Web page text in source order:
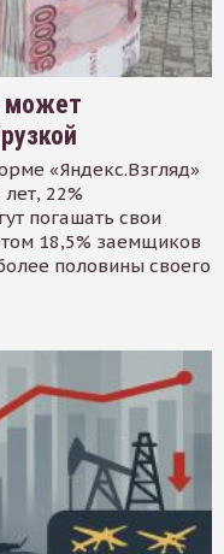
может
«Яндекс.Взгляд»
22%
погашать свои
18,5% заемщиков
половины своего